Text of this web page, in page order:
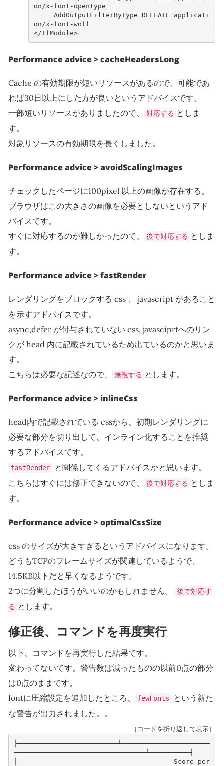
on/x-font-opentype
on/x-font-woff
</IfModule>
Performance advice > cacheHeadersLong
Cache の有効期限が短いリソースがあるので、可能であ
れば30日以上にした方が良いというアドバイスです。
一部短いリソースがありましたので、
対応する としま
す。
対象リソースの有効期限を長くしました。
Performance advice > avoidScalingImages
チェックしたページに100pixel 以上の画像が存在する。
ブラウザはこの大きさの画像を必要としないというアド
バイスです。
すぐに対応するのが難しかったので、
後で対応する としま
す。
Performance advice > fastRender
レンダリングをブロックする css 、 javascript があること
を示すアドバイスです。
async,defer が付与されていない css, javasciprtへのリン
クが head 内に記載されているため出ているのかと思いま
す。
こちらは必要な記述なので、
無視する とします。
Performance advice > inlineCss
head内で記載されている cssから、初期レンダリングに
必要な部分を切り出して、インライン化することを推奨
するアドバイスです。
fastRender
と関係してくるアドバイスかと思います。
こちらはすぐには修正できないので、
後で対応する としま
す。
Performance advice > optimalCssSize
css のサイズが大きすぎるというアドバイスになります。
どうもTCPのフレームサイズが関連しているようで、
14.5KB以下だと早くなるようです。
2つに分割したほうがいいのかもしれません。
後で対応す
る とします。
修正後、コマンドを再度実行
以下、コマンドを再実行した結果です。
変わってないです。警告数は減ったものの以前0点の部分
は0点のままです。
fontに圧縮設定を追加したところ、
fewFonts
という新た
な警告が出力されました。。
［コードを折り返して表示］
├─────────────────────────┴──────────────────────
─────────────────────────────────┴──────────┤
│                                       Score per